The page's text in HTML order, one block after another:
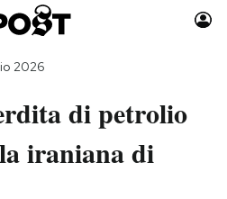
Auto
Moda
2026
di petrolio
iraniana di